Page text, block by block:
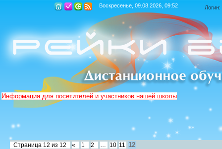
Воскресенье, 09.08.2026, 09:52 Логин:
Информация для посетителей и участников нашей школы
Страница 12 из 12 « 1 2 10 11 12